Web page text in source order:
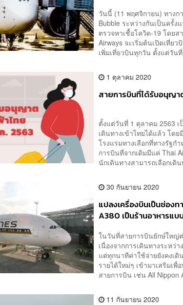
วันนี้ (11 พฤศจิกายน) ทางก
Bubble ระหว่างกันเป็นครั้
ตรวจหาเชื้อโควิด-19 โดยส
Airways จะเริ่มต้นเปิดเที่ย
เพิ่มเที่ยวบินทุกวัน ตั้งแต่วัน
1 ตุลาคม 2020
สายการบินที่ได้รับอนุญา
ตั้งแต่วันที่ 1 ตุลาคม 2563
เดินทางเข้าไทยได้แล้ว โด
โรงแรมทางเลือกที่ทางรัฐก
การบินที่จากเดิมมีแค่ Thai
นักเดินทางสามารถเลือกเดิ
30 กันยายน 2020
แปลงเครื่องบินเป็นช่อง
A380 เป็นร้านอาหารแ
ในวันที่สายการบินยักษ์ใหญ่
เนื่องจากการเดินทางระหว่
แต่ทุกนาทีค่าใช้จ่ายยังคงเ
รายได้ใหม่ๆ เข้ามาเสริมเ
สายการบิน เช่น All Nippon
11 กันยายน 2020